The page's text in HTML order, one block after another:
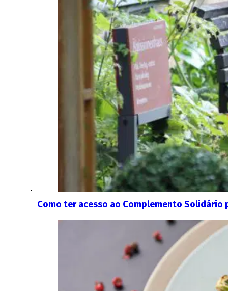
Como ter acesso ao Complemento Solidário